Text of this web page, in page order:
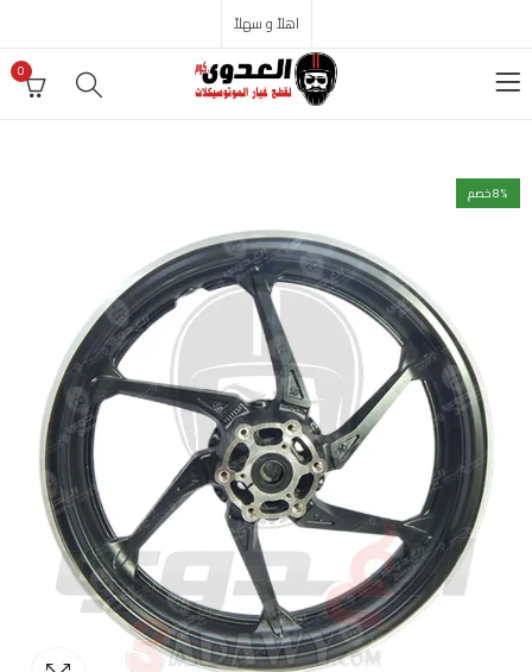
اهلاً و سهلاً
0
8% خصم